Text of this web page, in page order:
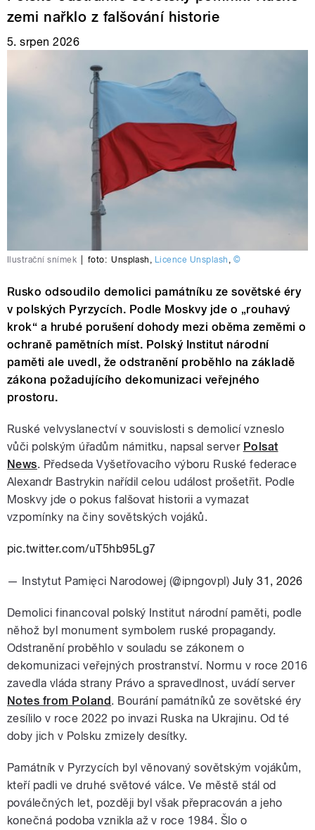
zemi nařklo z falšování historie
5. srpen 2026
Ilustrační snímek foto: Unsplash , Licence Unsplash , ©
Rusko odsoudilo demolici památníku ze sovětské éry
v polských Pyrzycích. Podle Moskvy jde o „rouhavý
krok“ a hrubé porušení dohody mezi oběma zeměmi o
ochraně pamětních míst. Polský Institut národní
paměti ale uvedl, že odstranění proběhlo na základě
zákona požadujícího dekomunizaci veřejného
prostoru.
Ruské velvyslanectví v souvislosti s demolicí vzneslo
vůči polským úřadům námitku, napsal server Polsat
News. Předseda Vyšetřovacího výboru Ruské federace
Alexandr Bastrykin nařídil celou událost prošetřit. Podle
Moskvy jde o pokus falšovat historii a vymazat
vzpomínky na činy sovětských vojáků.
pic.twitter.com/uT5hb95Lg7
— Instytut Pamięci Narodowej (@ipngovpl) July 31, 2026
Demolici financoval polský Institut národní paměti, podle
něhož byl monument symbolem ruské propagandy.
Odstranění proběhlo v souladu se zákonem o
dekomunizaci veřejných prostranství. Normu v roce 2016
zavedla vláda strany Právo a spravedlnost, uvádí server
Notes from Poland . Bourání památníků ze sovětské éry
zesílilo v roce 2022 po invazi Ruska na Ukrajinu. Od té
doby jich v Polsku zmizely desítky.
Památník v Pyrzycích byl věnovaný sovětským vojákům,
kteří padli ve druhé světové válce. Ve městě stál od
poválečných let, později byl však přepracován a jeho
konečná podoba vznikla až v roce 1984. Šlo o